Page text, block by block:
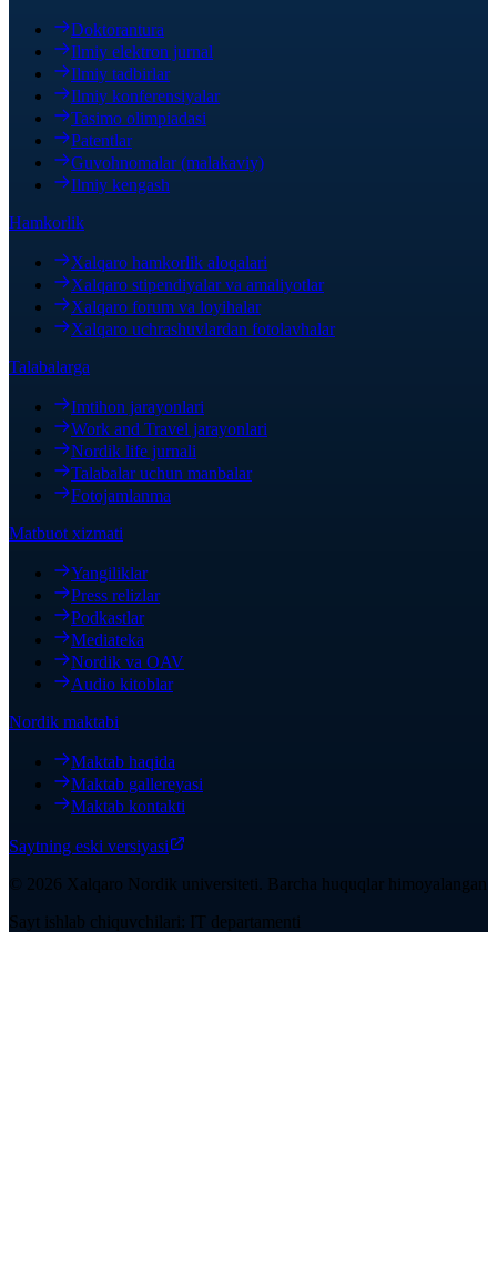
Doktorantura
Ilmiy elektron jurnal
Ilmiy tadbirlar
Ilmiy konferensiyalar
Tasimo olimpiadasi
Patentlar
Guvohnomalar (malakaviy)
Ilmiy kengash
Hamkorlik
Xalqaro hamkorlik aloqalari
Xalqaro stipendiyalar va amaliyotlar
Xalqaro forum va loyihalar
Xalqaro uchrashuvlardan fotolavhalar
Talabalarga
Imtihon jarayonlari
Work and Travel jarayonlari
Nordik life jurnali
Talabalar uchun manbalar
Fotojamlanma
Matbuot xizmati
Yangiliklar
Press relizlar
Podkastlar
Mediateka
Nordik va OAV
Audio kitoblar
Nordik maktabi
Maktab haqida
Maktab gallereyasi
Maktab kontakti
Saytning eski versiyasi
© 2026 Xalqaro Nordik universiteti. Barcha huquqlar himoyalangan
Sayt ishlab chiquvchilari: IT departamenti